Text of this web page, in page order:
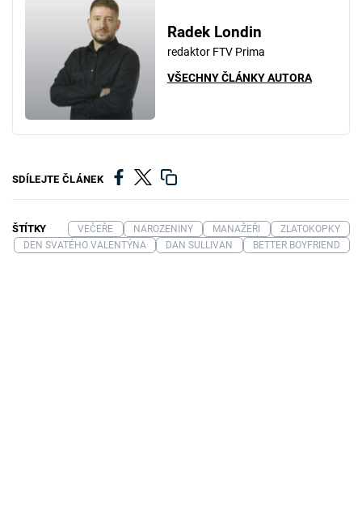
Radek Londin
redaktor FTV Prima
VŠECHNY ČLÁNKY AUTORA
SDÍLEJTE ČLÁNEK
ŠTÍTKY VEČEŘE NAROZENINY MANAŽEŘI
ZLATOKOPKY
DEN SVATÉHO VALENTÝNA
DAN SULLIVAN BETTER BOYFRIEND